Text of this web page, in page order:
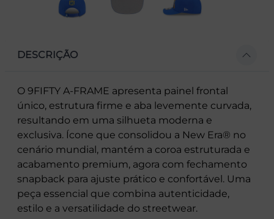
DESCRIÇÃO
O 9FIFTY A-FRAME apresenta painel frontal
único, estrutura firme e aba levemente curvada,
resultando em uma silhueta moderna e
exclusiva. Ícone que consolidou a New Era® no
cenário mundial, mantém a coroa estruturada e
acabamento premium, agora com fechamento
snapback para ajuste prático e confortável. Uma
peça essencial que combina autenticidade,
estilo e a versatilidade do streetwear.